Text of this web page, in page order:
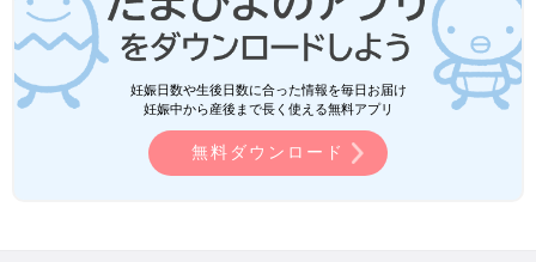
妊娠日数や生後日数に合った情報を毎日お届け
妊娠中から産後まで長く使える無料アプリ
無料ダウンロード